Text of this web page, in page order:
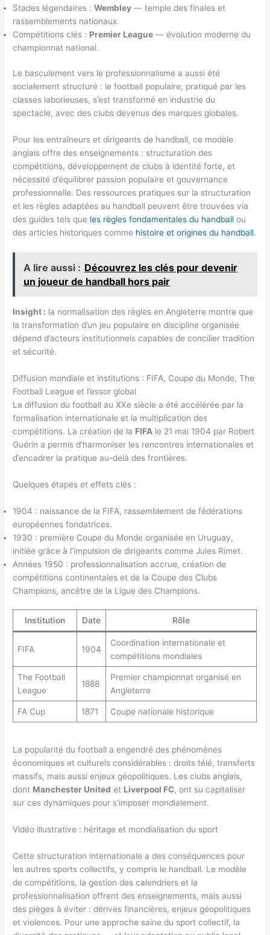
Stades légendaires :Wembley — temple des finales et
rassemblements nationaux.
Compétitions clés : Premier League — évolution moderne du
championnat national.
Le basculement vers le professionnalisme a aussi été
socialement structuré : le football populaire, pratiqué par les
classes laborieuses, s’est transformé en industrie du
spectacle, avec des clubs devenus des marques globales.
Pour les entraîneurs et dirigeants de handball, ce modèle
anglais offre des enseignements : structuration des
compétitions, développement de clubs à identité forte, et
nécessité d’équilibrer passion populaire et gouvernance
professionnelle. Des ressources pratiques sur la structuration
et les règles adaptées au handball peuvent être trouvées via
des guides tels que les règles fondamentales du handball ou
des articles historiques comme histoire et origines du handball.
A lire aussi : Découvrez les clés pour devenir
un joueur de handball hors pair
Insight : la normalisation des règles en Angleterre montre que
la transformation d’un jeu populaire en discipline organisée
dépend d’acteurs institutionnels capables de concilier tradition
et sécurité.
Diffusion mondiale et institutions : FIFA, Coupe du Monde, The
Football League et l’essor global
La diffusion du football au XXe siècle a été accélérée par la
formalisation internationale et la multiplication des
compétitions. La création de la FIFA le 21 mai 1904 par Robert
Guérin a permis d’harmoniser les rencontres internationales et
d’encadrer la pratique au-delà des frontières.
Quelques étapes et effets clés :
1904 : naissance de la FIFA, rassemblement de fédérations
européennes fondatrices.
1930 : première Coupe du Monde organisée en Uruguay,
initiée grâce à l’impulsion de dirigeants comme Jules Rimet.
Années 1950 : professionnalisation accrue, création de
compétitions continentales et de la Coupe des Clubs
Champions, ancêtre de la Ligue des Champions.
Institution Date Rôle
FIFA 1904
Coordination internationale et
compétitions mondiales
The Football
League
1888
Premier championnat organisé en
Angleterre
FA Cup 1871 Coupe nationale historique
La popularité du football a engendré des phénomènes
économiques et culturels considérables : droits télé, transferts
massifs, mais aussi enjeux géopolitiques. Les clubs anglais,
dont Manchester United et Liverpool FC, ont su capitaliser
sur ces dynamiques pour s’imposer mondialement.
Vidéo illustrative : héritage et mondialisation du sport
Cette structuration internationale a des conséquences pour
les autres sports collectifs, y compris le handball. Le modèle
de compétitions, la gestion des calendriers et la
professionnalisation offrent des enseignements, mais aussi
des pièges à éviter : dérives financières, enjeux géopolitiques
et violences. Pour une approche saine du sport collectif, la